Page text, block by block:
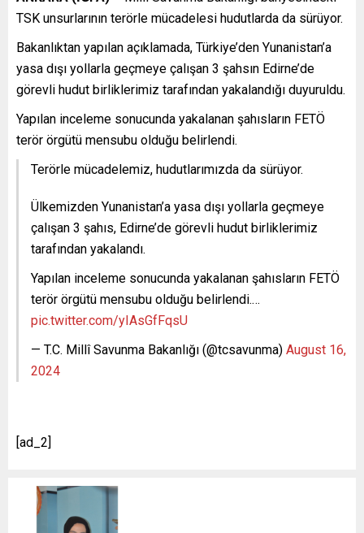
TSK unsurlarının terörle mücadelesi hudutlarda da sürüyor.
Bakanlıktan yapılan açıklamada, Türkiye’den Yunanistan’a
yasa dışı yollarla geçmeye çalışan 3 şahsın Edirne’de
görevli hudut birliklerimiz tarafından yakalandığı duyuruldu.
Yapılan inceleme sonucunda yakalanan şahısların FETÖ
terör örgütü mensubu olduğu belirlendi.
Terörle mücadelemiz, hudutlarımızda da sürüyor.
Ülkemizden Yunanistan’a yasa dışı yollarla geçmeye
çalışan 3 şahıs, Edirne’de görevli hudut birliklerimiz
tarafından yakalandı.
Yapılan inceleme sonucunda yakalanan şahısların FETÖ
terör örgütü mensubu olduğu belirlendi.…
pic.twitter.com/yIAsGfFqsU
— T.C. Millî Savunma Bakanlığı (@tcsavunma) August 16,
2024
[ad_2]